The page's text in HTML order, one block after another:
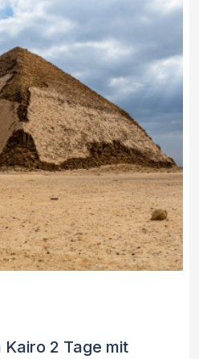
zu besuchen.
2 Tage mit